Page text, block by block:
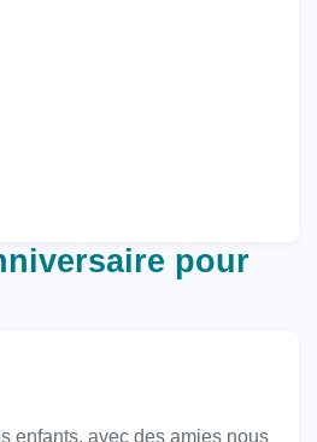
pour
enfants, avec des amies nous